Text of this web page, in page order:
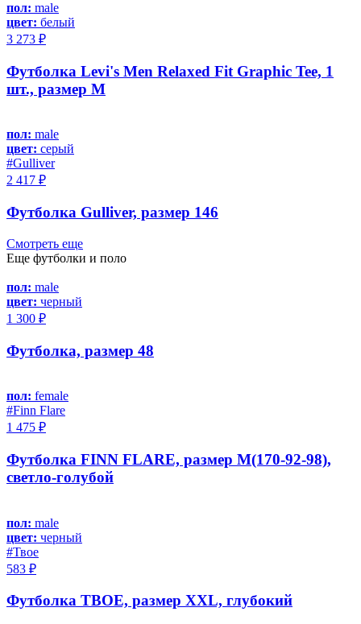
пол: male
цвет: белый
3 273 ₽
Футболка Levi's Men Relaxed Fit Graphic Tee, 1
шт., размер M
пол: male
цвет: серый
#Gulliver
2 417 ₽
Футболка Gulliver, размер 146
Смотреть еще
Еще футболки и поло
пол: male
цвет: черный
1 300 ₽
Футболка, размер 48
пол: female
#Finn Flare
1 475 ₽
Футболка FINN FLARE, размер M(170-92-98),
светло-голубой
пол: male
цвет: черный
#Твое
583 ₽
Футболка ТВОЕ, размер XXL, глубокий